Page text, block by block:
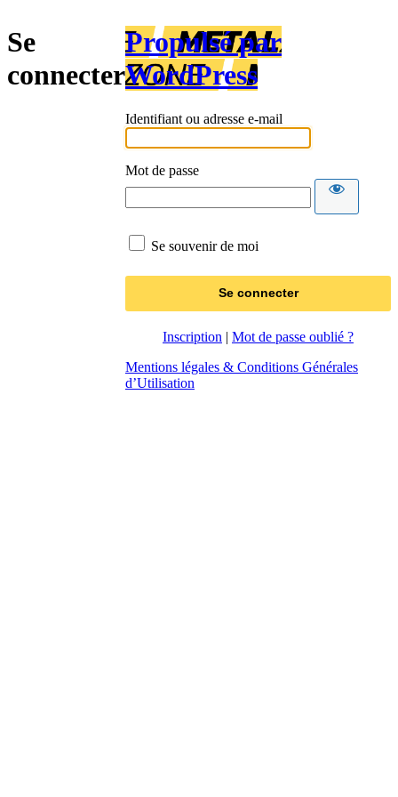
Se
connecter
Propulsé par
WordPress
Identifiant ou adresse e-mail
Mot de passe
Se souvenir de moi
Inscription | Mot de passe oublié ?
Mentions légales & Conditions Générales
d’Utilisation